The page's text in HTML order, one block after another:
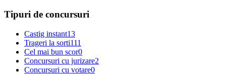
Tipuri de concursuri
Castig instant13
Trageri la sorti111
Cel mai bun scor0
Concursuri cu jurizare2
Concursuri cu votare0